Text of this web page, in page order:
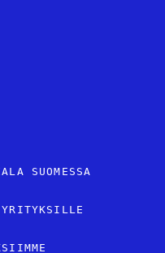
SUOMESSA